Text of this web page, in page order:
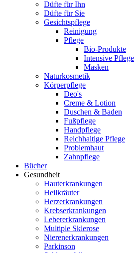
Düfte für Ihn
Düfte für Sie
Gesichtspflege
Reinigung
Pflege
Bio-Produkte
Intensive Pflege
Masken
Naturkosmetik
Körperpflege
Deo's
Creme & Lotion
Duschen & Baden
Fußpflege
Handpflege
Reichhaltige Pflege
Problemhaut
Zahnpflege
Bücher
Gesundheit
Hauterkrankungen
Heilkräuter
Herzerkrankungen
Krebserkrankungen
Lebererkrankungen
Multiple Sklerose
Nierenerkrankungen
Parkinson